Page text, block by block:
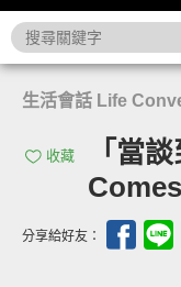
生活會話 Life
收藏
「當
分享給好友：